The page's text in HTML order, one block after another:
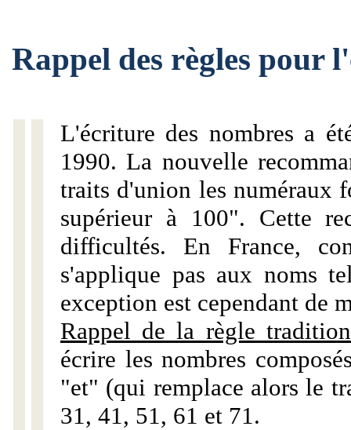
Rappel des règles pour
L'écriture des nombres a
1990. La nouvelle
traits d'union les numéraux
supérieur à 100". Cette
difficultés. En France,
s'applique pas aux noms
exception est cependant de
Rappel de la règle
écrire les nombres
"et" (qui remplace alors le
31, 41, 51, 61 et 71.